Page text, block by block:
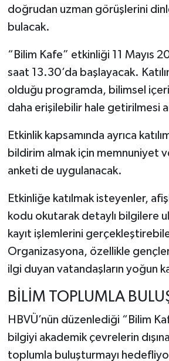
doğrudan uzman görüşlerini
bulacak.
“Bilim Kafe” etkinliği 11 Mayıs
saat 13.30’da başlayacak.
olduğu programda, bilimsel
daha erişilebilir hale getirilmesi
Etkinlik kapsamında ayrıca
bildirim almak için memnuniyet
anketi de uygulanacak.
Etkinliğe katılmak isteyenler,
kodu okutarak detaylı bilgilere
kayıt işlemlerini
Organizasyona, özellikle
ilgi duyan vatandaşların yoğun
BİLİM TOPLUMLA
HBVÜ’nün düzenlediği “Bilim
bilgiyi akademik çevrelerin
toplumla buluşturmayı